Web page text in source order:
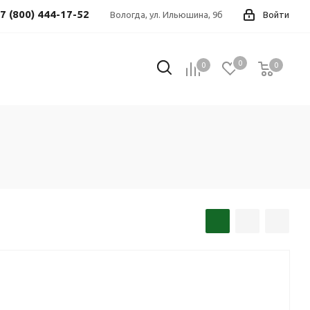
Войти
Вологда, ул. Ильюшина, 9б
(800) 444-17-52
0 0 0
0